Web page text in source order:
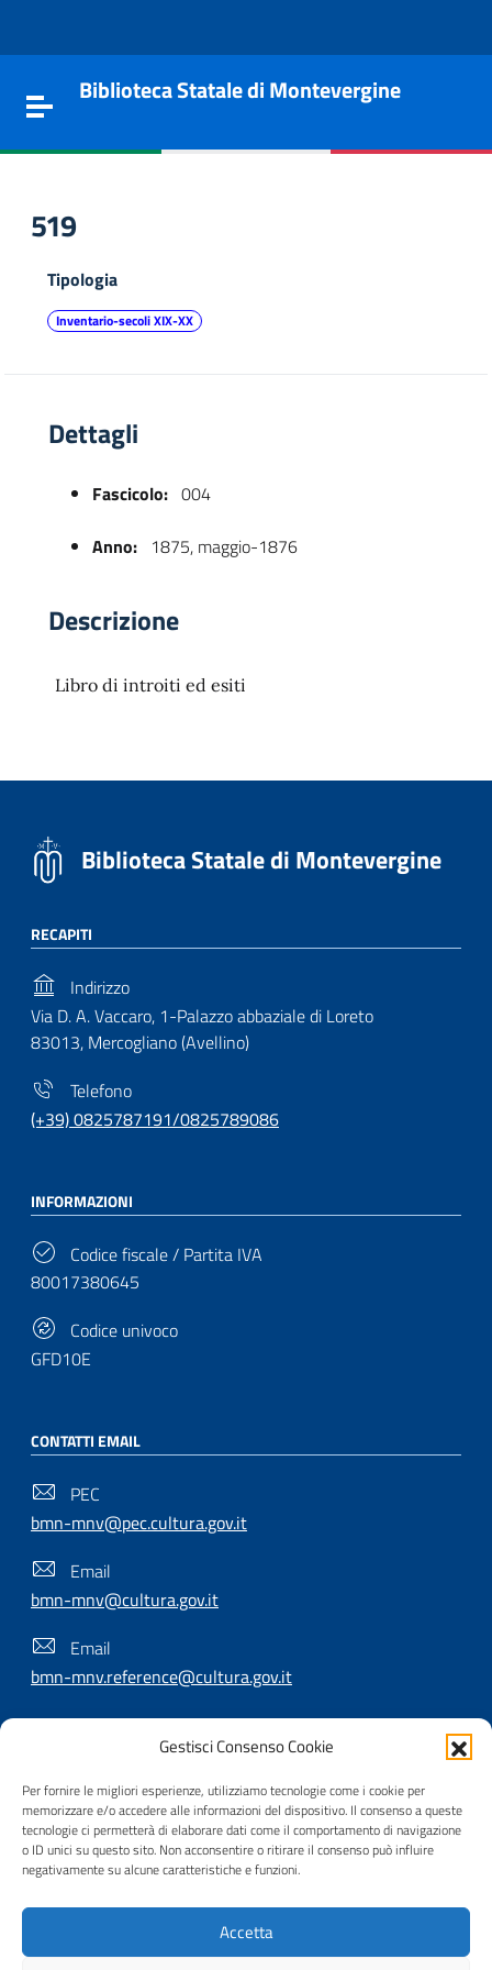
Gestisci Consenso Cookie
Per fornire le migliori esperienze, utilizziamo tecnologie come i cookie per
memorizzare e/o accedere alle informazioni del dispositivo. Il consenso a queste
tecnologie ci permetterà di elaborare dati come il comportamento di navigazione
o ID unici su questo sito. Non acconsentire o ritirare il consenso può influire
negativamente su alcune caratteristiche e funzioni.
Accetta
Toggle navigation
Biblioteca Statale di Montevergine
519
Tipologia
Inventario-secoli XIX-XX
Dettagli
Fascicolo: 004
Anno: 1875, maggio-1876
Descrizione
Libro di introiti ed esiti
Biblioteca Statale di Montevergine
RECAPITI
Indirizzo
Via D. A. Vaccaro, 1-Palazzo abbaziale di Loreto
83013, Mercogliano (Avellino)
Telefono
(+39) 0825787191/0825789086
INFORMAZIONI
Codice fiscale / Partita IVA
80017380645
Codice univoco
GFD10E
CONTATTI EMAIL
PEC
bmn-mnv@pec.cultura.gov.it
Email
bmn-mnv@cultura.gov.it
Email
bmn-mnv.reference@cultura.gov.it
Useful Links Section
Privacy | Cookie policy | Contatti |
accessibilità | Crediti | Nota di copyright | Realizzato da